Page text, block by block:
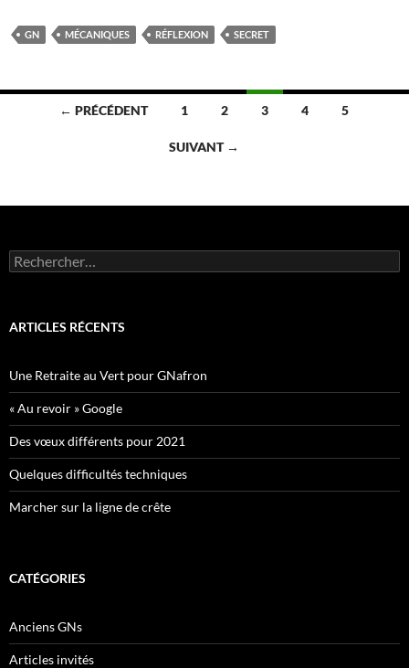
GN MÉCANIQUES RÉFLEXION SECRET
Navigation
← PRÉCÉDENT 1 2 3 4 5
SUIVANT →
Rechercher :
ARTICLES RÉCENTS
Une Retraite au Vert pour GNafron
« Au revoir » Google
Des vœux différents pour 2021
Quelques difficultés techniques
Marcher sur la ligne de crête
CATÉGORIES
Anciens GNs
Articles invités